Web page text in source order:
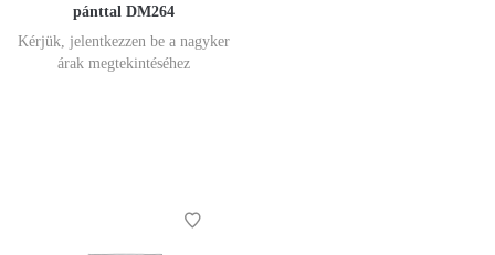
pánttal DM264
Kérjük, jelentkezzen be a nagyker
árak megtekintéséhez